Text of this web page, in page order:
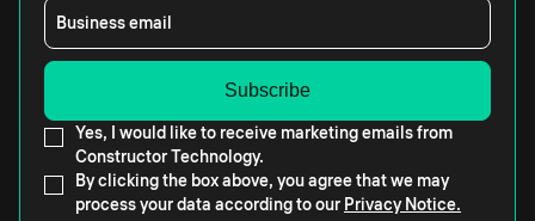
Business email
Yes, I would like to receive marketing emails from
Constructor Technology.
By clicking the box above, you agree that we may
process your data according to our Privacy Notice.